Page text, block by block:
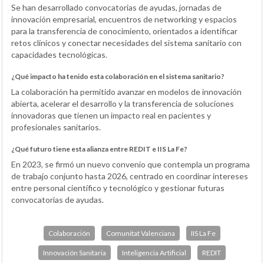
Se han desarrollado convocatorias de ayudas, jornadas de
innovación empresarial, encuentros de networking y espacios
para la transferencia de conocimiento, orientados a identificar
retos clínicos y conectar necesidades del sistema sanitario con
capacidades tecnológicas.
¿Qué impacto ha tenido esta colaboración en el sistema sanitario?
La colaboración ha permitido avanzar en modelos de innovación
abierta, acelerar el desarrollo y la transferencia de soluciones
innovadoras que tienen un impacto real en pacientes y
profesionales sanitarios.
¿Qué futuro tiene esta alianza entre REDIT e IIS La Fe?
En 2023, se firmó un nuevo convenio que contempla un programa
de trabajo conjunto hasta 2026, centrado en coordinar intereses
entre personal científico y tecnológico y gestionar futuras
convocatorias de ayudas.
Colaboración Comunitat Valenciana IIS La Fe
Innovación Sanitaria Inteligencia Artificial REDIT